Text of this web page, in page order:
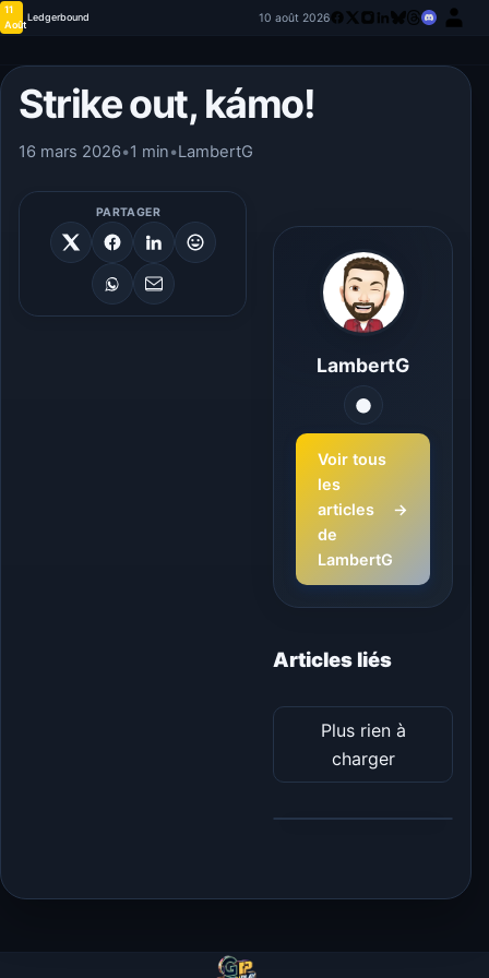
11
Août
Ledgerbound 10 août 2026
Strike out, kámo!
16 mars 2026•1 min•LambertG
PARTAGER
LambertG
Voir tous
les
articles
de
LambertG
→
Articles liés
Plus rien à
charger